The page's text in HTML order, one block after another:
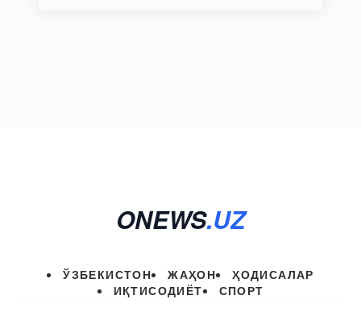
ONEWS.UZ
ЎЗБЕКИСТОН ЖАҲОН
ҲОДИСАЛАР
ИҚТИСОДИЁТ
СПОРТ